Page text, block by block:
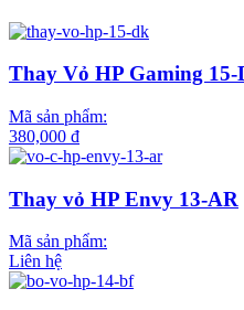
Thay Vỏ HP Gaming
Mã sản phẩm:
380,000 đ
Thay vỏ HP Envy 13-AR
Mã sản phẩm:
Liên hệ